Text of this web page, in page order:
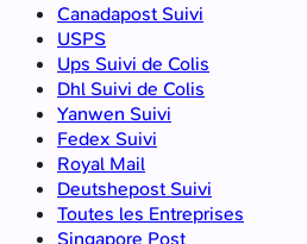
Canadapost Suivi
USPS
Ups Suivi de Colis
Dhl Suivi de Colis
Yanwen Suivi
Fedex Suivi
Royal Mail
Deutshepost Suivi
Toutes les Entreprises